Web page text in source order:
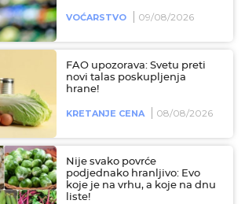
VOĆARSTVO 09/08/2026
FAO upozorava: Svetu preti
novi talas poskupljenja
hrane!
KRETANJE CENA 08/08/2026
Nije svako povrće
podjednako hranljivo: Evo
koje je na vrhu, a koje na dnu
liste!